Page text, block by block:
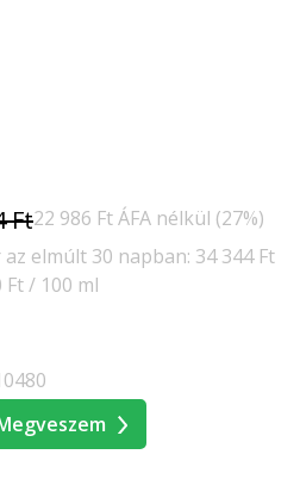
Ft22 986 Ft ÁFA nélkül (27%)
elmúlt 30 napban: 34 344 Ft
Ft / 100 ml